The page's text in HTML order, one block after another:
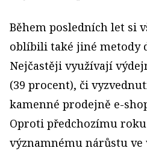
Během posledních let si
oblíbili také jiné metody
Nejčastěji využívají
(39 procent), či
kamenné prodejně e-
Oproti předchozímu
významnému nárůstu ve